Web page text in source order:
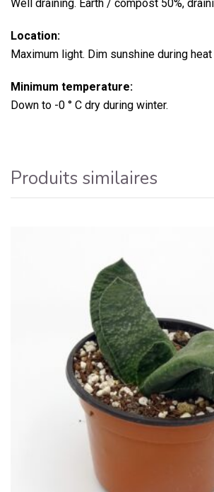
Well draining. Earth / compost 50%,
Location:
Maximum light. Dim sunshine during
Minimum temperature:
Down to -0 ° C dry during winter.
Produits similaires